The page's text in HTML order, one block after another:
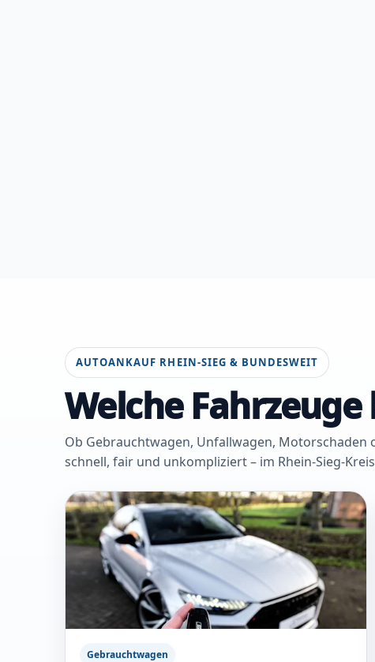
AUTOANKAUF RHEIN-SIEG & BUNDESWEIT
Welche
Ob Gebrauchtwagen, Unfallwagen,
schnell, fair und unkompliziert – im Rhein-Sieg-
Gebrauchtwagen